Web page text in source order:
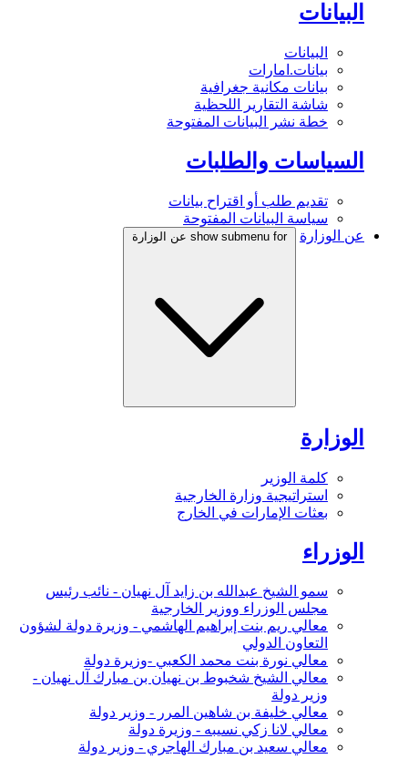
البيانات
البيانات
بيانات.امارات
بيانات مكانية جغرافية
شاشة التقارير اللحظية
خطة نشر البيانات المفتوحة
السياسات والطلبات
تقديم طلب أو اقتراح بيانات
سياسة البيانات المفتوحة
عن الوزارة
show submenu for عن الوزارة
الوزارة
كلمة الوزير
استراتيجية وزارة الخارجية
بعثات الإمارات في الخارج
الوزراء
سمو الشيخ عبدالله بن زايد آل نهيان - نائب رئيس
مجلس الوزراء ووزير الخارجية
معالي ريم بنت إبراهيم الهاشمي - وزيرة دولة لشؤون
التعاون الدولي
معالي نورة بنت محمد الكعبي -وزيرة دولة
معالي الشيخ شخبوط بن نهيان بن مبارك آل نهيان -
وزير دولة
معالي خليفة بن شاهين المرر - وزير دولة
معالي لانا زكي نسيبه - وزيرة دولة
معالي سعيد بن مبارك الهاجري - وزير دولة